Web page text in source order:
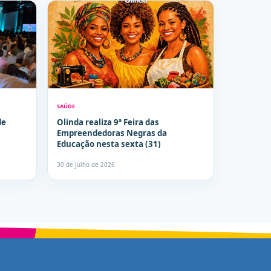
SAÚDE
Olinda realiza 9ª Feira das
Empreendedoras Negras da
Educação nesta sexta (31)
30 de julho de 2026